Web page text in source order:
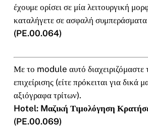
έχουμε ορίσει σε μία λειτουργική
καταλήγετε σε ασφαλή συμπεράσματα
(PE.00.064)
Με το module αυτό διαχειριζόμαστε
επιχείρισης (είτε πρόκειται για δικά
αξιόγραφα τρίτων).
Hotel: Mαζική Τιμολόγηση
(PE.00.069)